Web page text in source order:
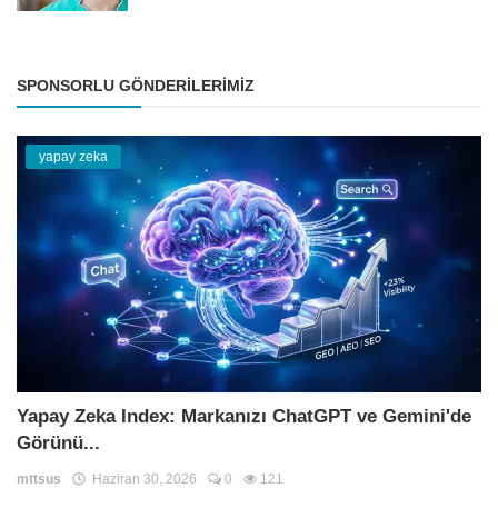
SPONSORLU GÖNDERILERIMIZ
yapay zeka
Yapay Zeka Index: Markanızı ChatGPT ve Gemini'de
Görünü...
mttsus Haziran 30, 2026 0 121